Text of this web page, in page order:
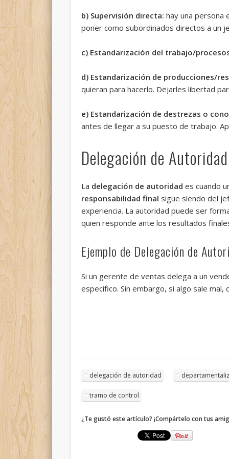
b) Supervisión directa: hay una persona
poner como subordinados directos a un
c) Estandarización del trabajo/
d) Estandarización de producciones/
quieran para hacerlo. Dejarles libertad
e) Estandarización de destrezas o
antes de llegar a su puesto de trabajo.
Delegación de Autoridad
La delegación de autoridad es cuando
responsabilidad final sigue siendo del
experiencia. La autoridad puede ser
quien responde ante los resultados
Ejemplo de Delegación de
Si un gerente de ventas delega a un
específico. Sin embargo, si algo sale
delegación de autoridad
tramo de control
¿Te gustó este artículo? ¡Compártelo con tus